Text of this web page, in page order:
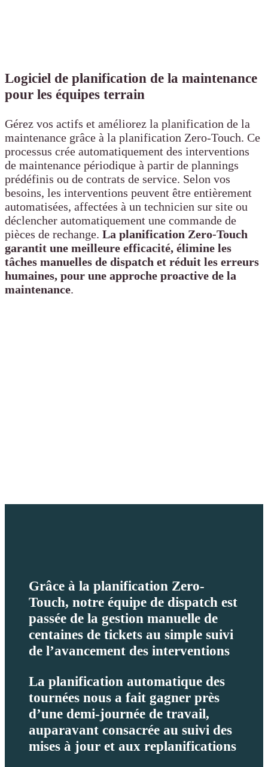
Logiciel de planification de la maintenance
pour les équipes terrain
Gérez vos actifs et améliorez la planification de la
maintenance grâce à la planification Zero-Touch. Ce
processus crée automatiquement des interventions
de maintenance périodique à partir de plannings
prédéfinis ou de contrats de service. Selon vos
besoins, les interventions peuvent être entièrement
automatisées, affectées à un technicien sur site ou
déclencher automatiquement une commande de
pièces de rechange. La planification Zero-Touch
garantit une meilleure efficacité, élimine les
tâches manuelles de dispatch et réduit les erreurs
humaines, pour une approche proactive de la
maintenance.
Grâce à la planification Zero-
Touch, notre équipe de dispatch est
passée de la gestion manuelle de
centaines de tickets au simple suivi
de l’avancement des interventions
La planification automatique des
tournées nous a fait gagner près
d’une demi-journée de travail,
auparavant consacrée au suivi des
mises à jour et aux replanifications